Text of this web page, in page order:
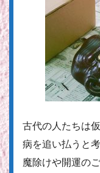
古代の人たちは
病を追い払うと
魔除けや開運の